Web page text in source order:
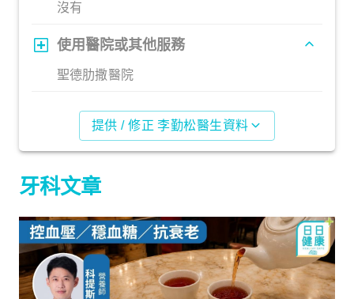
沒有
使用醫院或其他服務
聖德肋撒醫院
提供 / 修正 李勤松醫生資料
牙科文章